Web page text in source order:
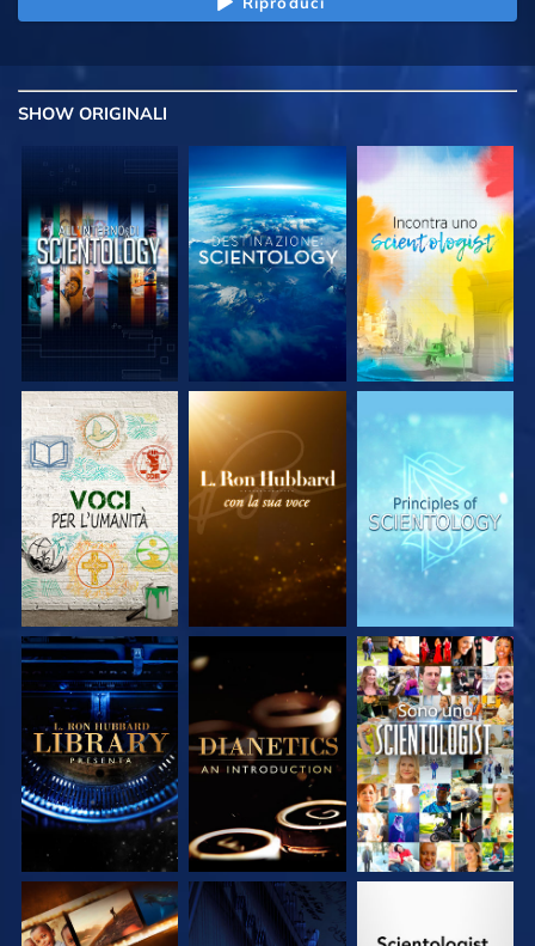
SHOW ORIGINALI
ESPLORA LE
SERIE
ESPLORA LE
SERIE
ESPLORA LE
SERIE
ESPLORA LE
SERIE
ESPLORA LE
SERIE
GUARDA